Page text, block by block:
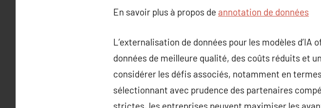
En savoir plus à propos de annotation de données
L’externalisation de données pour les modèles
données de meilleure qualité, des coûts réduits et
considérer les défis associés, notamment en
sélectionnant avec prudence des partenaires
strictes, les entreprises peuvent maximiser les